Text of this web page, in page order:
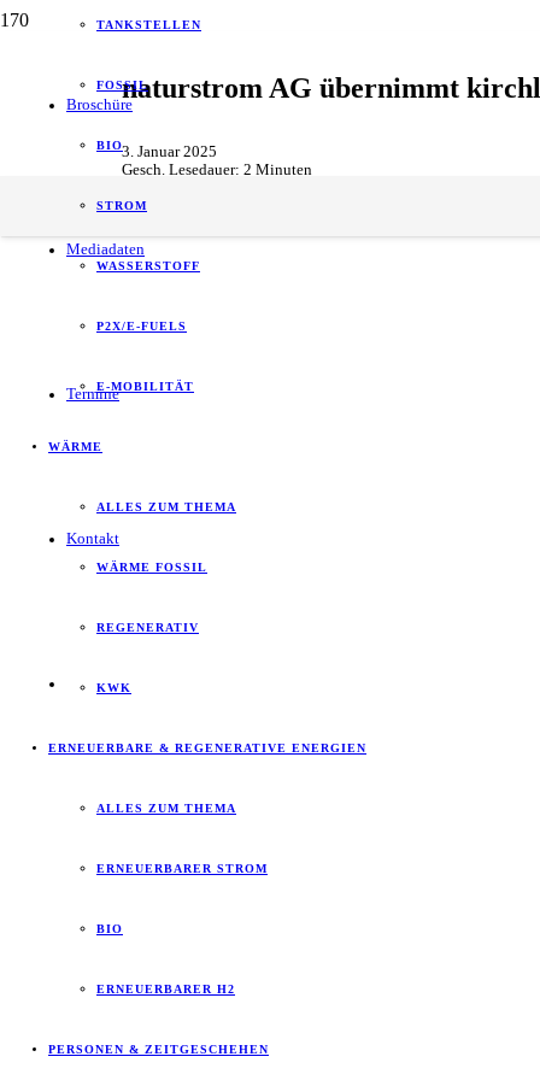
Broschüre
Mediadaten
Termine
Kontakt
TANKSTELLEN
FOSSIL
BIO
STROM
WASSERSTOFF
P2X/E-FUELS
E-MOBILITÄT
WÄRME
ALLES ZUM THEMA
WÄRME FOSSIL
REGENERATIV
KWK
ERNEUERBARE & REGENERATIVE ENERGIEN
ALLES ZUM THEMA
ERNEUERBARER STROM
BIO
ERNEUERBARER H2
PERSONEN & ZEITGESCHEHEN
naturstrom AG übernimmt
3. Januar 2025
Gesch. Lesedauer: 2 Minuten